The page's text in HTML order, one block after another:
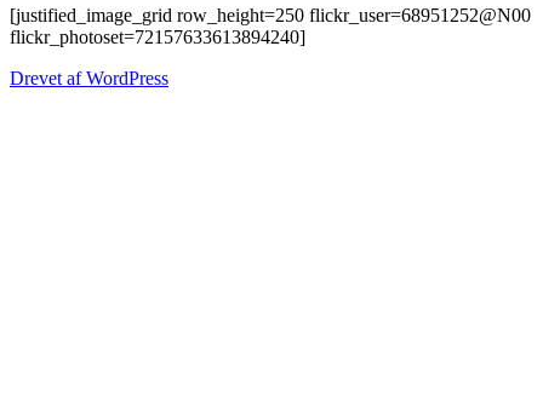
[justified_image_grid row_height=250 flickr_user=68951252@N00
flickr_photoset=72157633613894240]
Drevet af WordPress